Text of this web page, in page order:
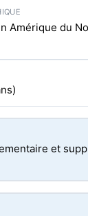
Amérique du
et